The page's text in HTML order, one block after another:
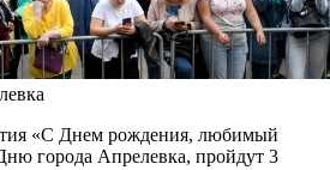
«С Днем рождения, любимый
города Апрелевка, пройдут 3